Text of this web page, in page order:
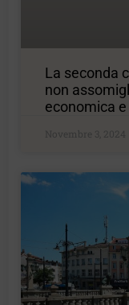
La seconda
non
economica e
Novembre 3, 2024